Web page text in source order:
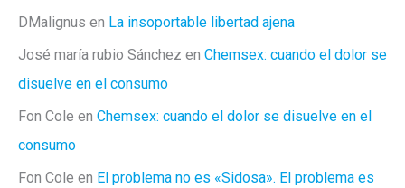
DMalignus en La insoportable libertad ajena
José maría rubio Sánchez en Chemsex: cuando el dolor se
disuelve en el consumo
Fon Cole en Chemsex: cuando el dolor se disuelve en el
consumo
Fon Cole en El problema no es «Sidosa». El problema es